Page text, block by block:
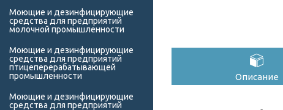
Описание
Моющие и дезинфицирующие
средства для предприятий
молочной промышленности
Моющие и дезинфицирующие
средства для предприятий
птицеперерабатывающей
промышленности
Моющие и дезинфицирующие
средства для предприятий